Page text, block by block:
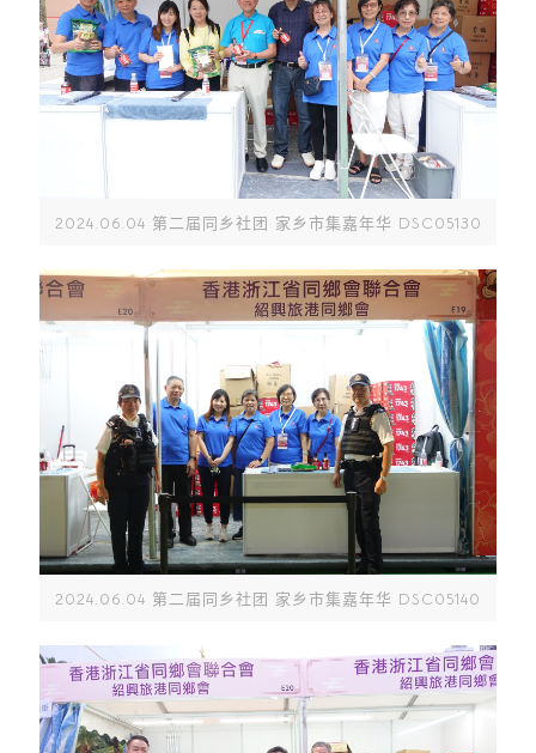
2024.06.04 第二届同乡社团 家乡市集嘉年华 DSC05130
2024.06.04 第二届同乡社团 家乡市集嘉年华 DSC05140